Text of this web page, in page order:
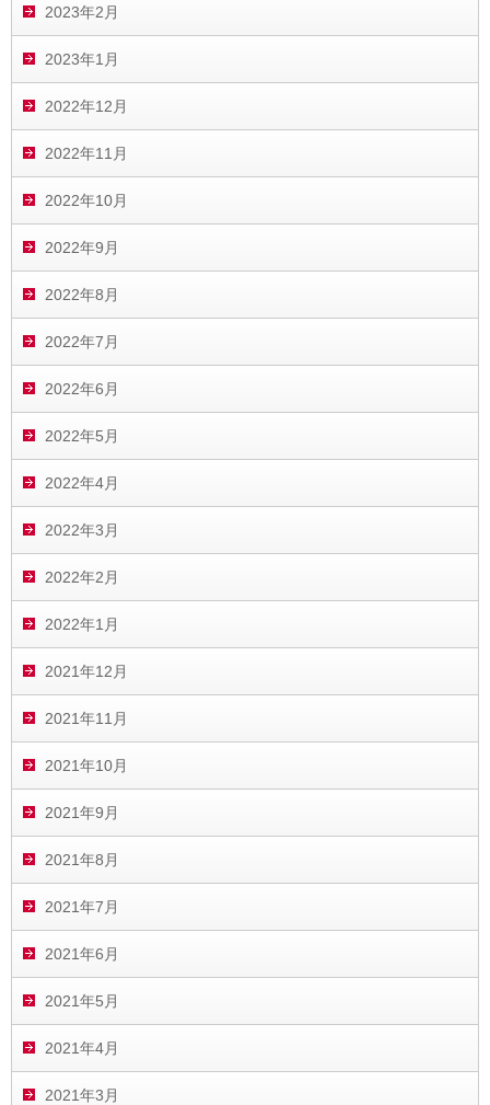
2023年2月
2023年1月
2022年12月
2022年11月
2022年10月
2022年9月
2022年8月
2022年7月
2022年6月
2022年5月
2022年4月
2022年3月
2022年2月
2022年1月
2021年12月
2021年11月
2021年10月
2021年9月
2021年8月
2021年7月
2021年6月
2021年5月
2021年4月
2021年3月